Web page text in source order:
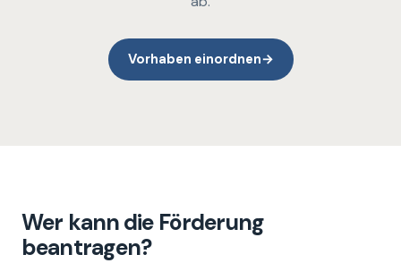
Vorhaben einordnen→
Wer kann die Förderung
beantragen?